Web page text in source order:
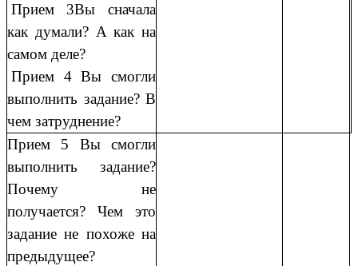
Прием 3Вы сначала
как думали? А как на
самом деле?
Прием 4 Вы смогли
выполнить задание? В
чем затруднение?
Прием 5 Вы смогли
выполнить задание?
Почему не
получается? Чем это
задание не похоже на
предыдущее?